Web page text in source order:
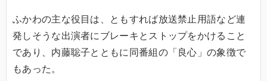
ふかわの主な役目は、ともすれば放送禁止用語など連
発しそうな出演者にブレーキとストップをかけること
であり、内藤聡子とともに同番組の「良心」の象徴で
もあった。